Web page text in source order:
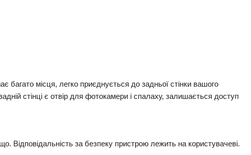
місця, легко приєднується до задньої стінки вашого
стінці є отвір для фотокамери і спалаху, залишається доступ
Відповідальність за безпеку пристрою лежить на користувачеві.